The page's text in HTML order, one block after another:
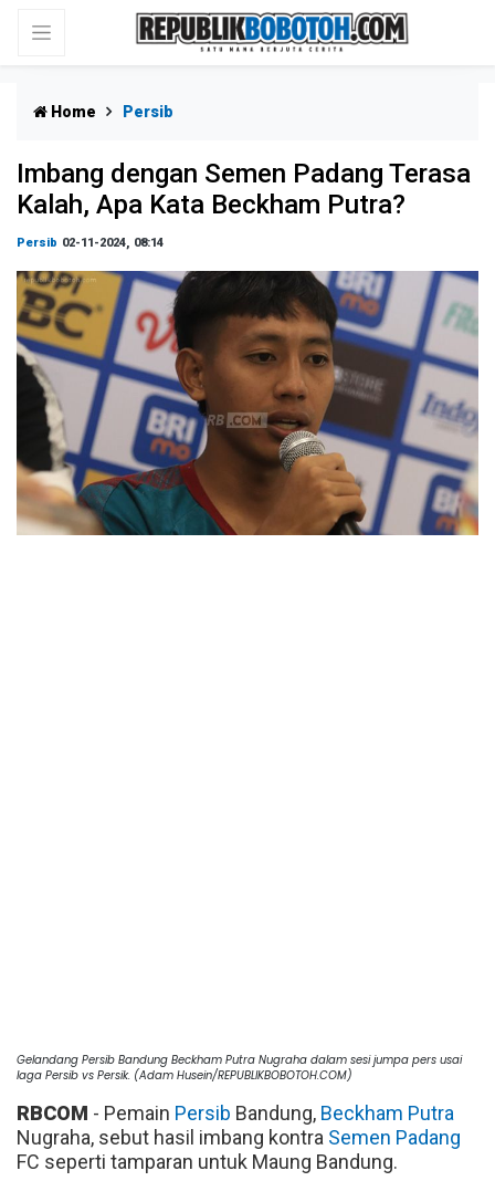
Home Persib
Imbang dengan Semen Padang Terasa
Kalah, Apa Kata Beckham Putra?
Persib 02-11-2024, 08:14
Gelandang Persib Bandung Beckham Putra Nugraha dalam sesi jumpa pers usai
laga Persib vs Persik. (Adam Husein/REPUBLIKBOBOTOH.COM)
RBCOM - Pemain Persib Bandung, Beckham Putra
Nugraha, sebut hasil imbang kontra Semen Padang
FC seperti tamparan untuk Maung Bandung.